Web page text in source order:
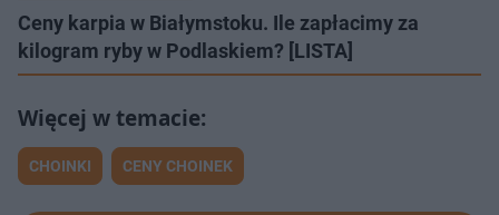
Ceny karpia w Białymstoku. Ile zapłacimy za
kilogram ryby w Podlaskiem? [LISTA]
CHOINKI CENY CHOINEK